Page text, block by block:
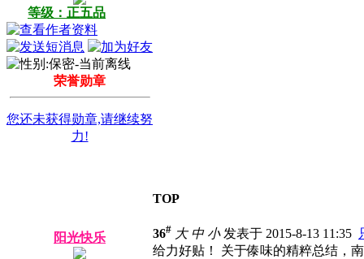
等级：正五品
荣誉勋章
您还未获得勋章,请继续努
力!
TOP
阳光快乐 36# 大 中 小发表于 2015-8-13 11:35
给力好贴！
关于傣味的精粹总结，